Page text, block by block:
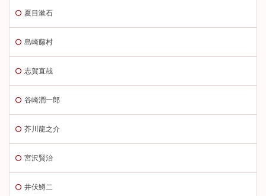
夏目漱石
島崎藤村
志賀直哉
谷崎潤一郎
芥川龍之介
宮沢賢治
井伏鱒二